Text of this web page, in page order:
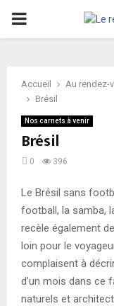
PRIMARY
Accueil Au rendez-
Brésil
Nos carnets à venir
Brésil
0 396
Le Brésil sans
football, la samba,
recèle également
loin pour le
complaisent à
d’un mois dans ce
naturels et